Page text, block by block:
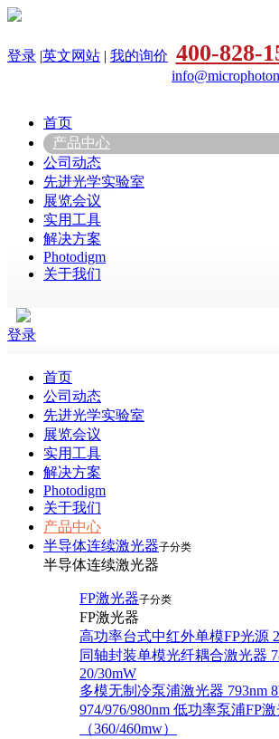
登录 |英文网站 | 我的询价 400-828-
首页
产品中心
公司动态
先进光学实验室
展览会议
实用工具
解决方案
Photodigm
关于我们
登录
首页
公司动态
先进光学实验室
展览会议
实用工具
解决方案
Photodigm
关于我们
产品中心
半导体连续激光器子分类
半导体连续激光器
FP激光器子分类
FP激光器
高功率台式中红外单模FP光源
同轴封装单模光纤耦合激光器
20/30mW
多模无制冷泵浦激光器 793nm
974/976/980nm 低功率泵浦FP
（360/460mw）